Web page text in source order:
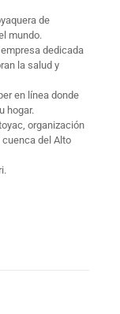
de
mundo.
dedicada
la salud y
en línea donde
hogar.
organización
del Alto